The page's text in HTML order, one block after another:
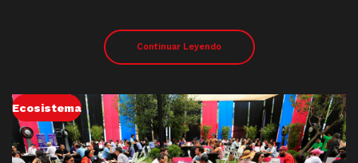
Continuar Leyendo
Ecosistema